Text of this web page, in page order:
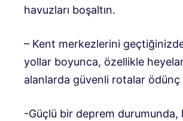
havuzları boşaltın.
– Kent merkezlerini
yollar boyunca, özellikle
alanlarda güvenli rotalar ödünç
-Güçlü bir deprem durumunda,